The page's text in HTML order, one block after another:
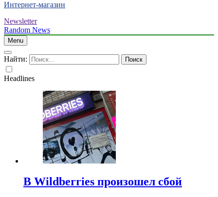
Интернет-магазин
Newsletter
Random News
Menu
Найти:
Headlines
В Wildberries произошел сбой